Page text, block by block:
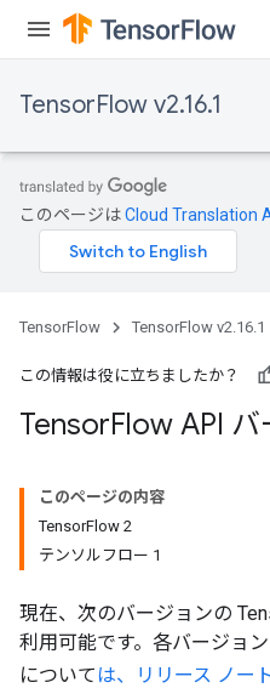
TensorFlow v2.16.1
このページはCloud Translation
TensorFlow TensorFlow v2.16.1
この情報は役に立ちましたか？
TensorFlow API
このページの内容
TensorFlow 2
テンソルフロー 1
現在、次のバージョンの
利用可能です。各バージョ
については、リリース ノー